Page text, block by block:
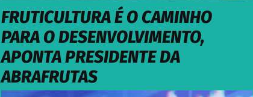
FRUTICULTURA É O CAMINHO
PARA O DESENVOLVIMENTO,
APONTA PRESIDENTE DA
ABRAFRUTAS